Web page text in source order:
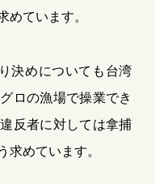
ています。
決めについても台湾
ロの漁場で操業でき
反者に対しては拿捕
めています。